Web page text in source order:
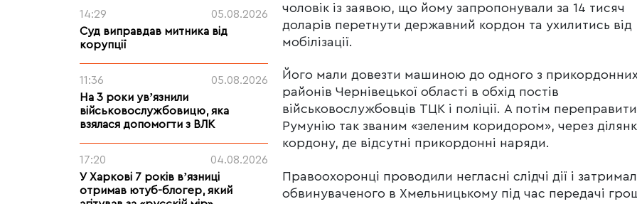
14:29
05.08.2026
Суд виправдав митника від
корупції
11:36
05.08.2026
На 3 роки увʼязнили
військовослужбовицю, яка
взялася допомогти з ВЛК
17:20
04.08.2026
У Харкові 7 років вʼязниці
отримав ютуб-блогер, який
чоловік із заявою, що йому запропонували за 14 тисяч
доларів перетнути державний кордон та ухилитись від
мобілізації.
Його мали довезти машиною до одного з
районів Чернівецької області в обхід постів
військовослужбовців ТЦК і поліції. А потім
Румунію так званим «зеленим коридором», через
кордону, де відсутні прикордонні наряди.
Правоохоронці проводили негласні слідчі дії і
обвинуваченого в Хмельницькому під час передачі